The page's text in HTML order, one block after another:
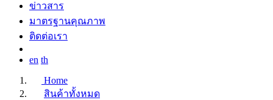
ข่าวสาร
มาตรฐานคุณภาพ
ติดต่อเรา
en th
Home
สินค้าทั้งหมด